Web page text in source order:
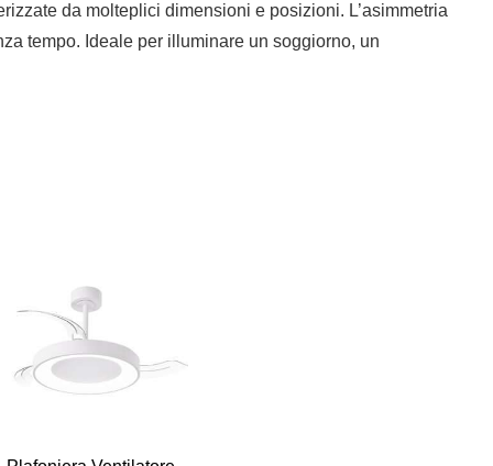
da molteplici dimensioni e posizioni. L’asimmetria
tempo. Ideale per illuminare un soggiorno, un